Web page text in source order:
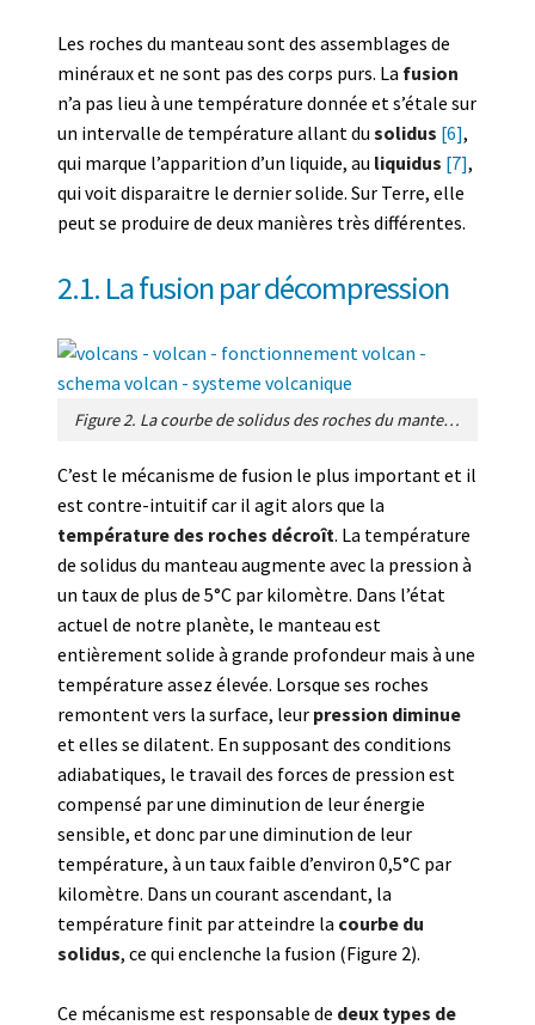
Les roches du manteau sont des assemblages de
minéraux et ne sont pas des corps purs. La fusion
n’a pas lieu à une température donnée et s’étale sur
un intervalle de température allant du solidus [6],
qui marque l’apparition d’un liquide, au liquidus [7],
qui voit disparaitre le dernier solide. Sur Terre, elle
peut se produire de deux manières très différentes.
2.1. La fusion par décompression
Figure 2. La courbe de solidus des roches du manteau terrestre, qui marque le début de la fusion. La courbe en pointillés rouges montre la variation de température pour une roche animée d’un mouvement ascendant. A grande profondeur, le manteau est à des températures élevées mais inférieures au solidus: il est solide. Lorsqu’elles montent vers la surface, les roches du manteau croisent la limite du solidus et fondent partiellement. [Source : Figure de l’auteur]
C’est le mécanisme de fusion le plus important et il
est contre-intuitif car il agit alors que la
température des roches décroît. La température
de solidus du manteau augmente avec la pression à
un taux de plus de 5°C par kilomètre. Dans l’état
actuel de notre planète, le manteau est
entièrement solide à grande profondeur mais à une
température assez élevée. Lorsque ses roches
remontent vers la surface, leur pression diminue
et elles se dilatent. En supposant des conditions
adiabatiques, le travail des forces de pression est
compensé par une diminution de leur énergie
sensible, et donc par une diminution de leur
température, à un taux faible d’environ 0,5°C par
kilomètre. Dans un courant ascendant, la
température finit par atteindre la courbe du
solidus, ce qui enclenche la fusion (Figure 2).
Ce mécanisme est responsable de deux types de